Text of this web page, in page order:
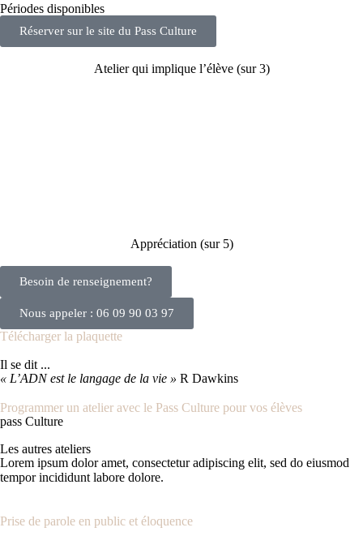
Périodes disponibles
Réserver sur le site du Pass Culture
Atelier qui implique l’élève (sur 3)
Appréciation (sur 5)
Besoin de renseignement?
Nous appeler : 06 09 90 03 97
Télécharger la plaquette
Il se dit ...
« L’ADN est le langage de la vie » R Dawkins
Programmer un atelier avec le Pass Culture pour vos élèves
pass Culture
Les autres ateliers
Lorem ipsum dolor amet, consectetur adipiscing elit, sed do eiusmod
tempor incididunt labore dolore.
Prise de parole en public et éloquence